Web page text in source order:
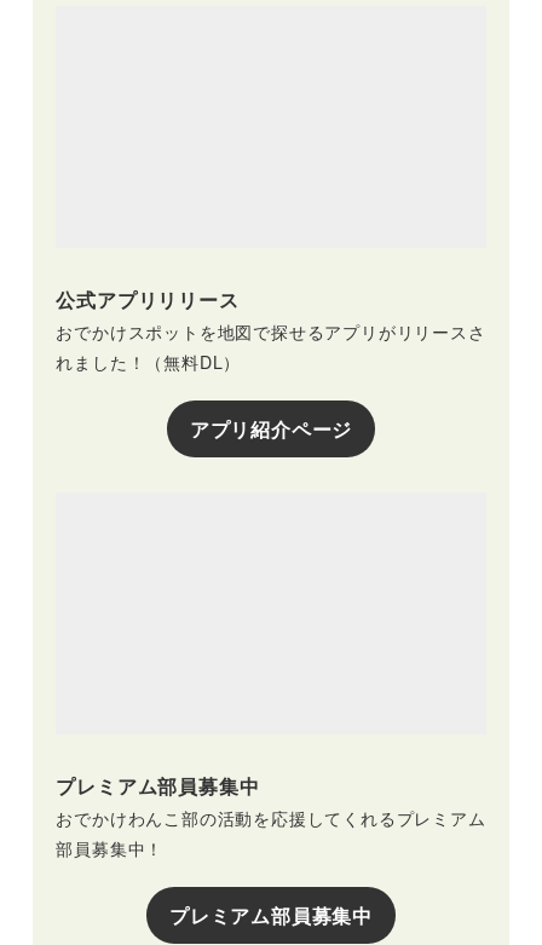
公式アプリリリース
おでかけスポットを地図で探せるアプリがリリースさ
れました！（無料DL）
アプリ紹介ページ
プレミアム部員募集中
おでかけわんこ部の活動を応援してくれるプレミアム
部員募集中！
プレミアム部員募集中